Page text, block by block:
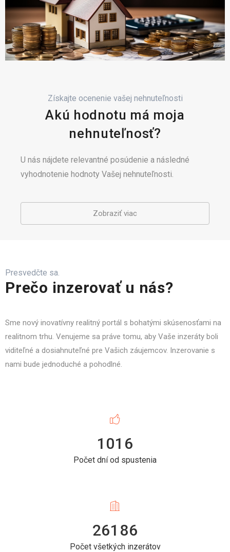
Získajte ocenenie vašej nehnuteľnosti
Akú hodnotu má moja
nehnuteľnosť?
U nás nájdete relevantné posúdenie a následné
vyhodnotenie hodnoty Vašej nehnuteľnosti.
Zobraziť viac
Presvedčte sa.
Prečo inzerovať u nás?
Sme nový inovatívny realitný portál s bohatými skúsenosťami na
realitnom trhu. Venujeme sa práve tomu, aby Vaše inzeráty boli
viditeľné a dosiahnuteľné pre Vašich záujemcov. Inzerovanie s
nami bude jednoduché a pohodlné.
1016
Počet dní od spustenia
26186
Počet všetkých inzerátov